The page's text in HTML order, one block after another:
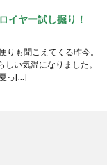
イヤー試し掘り！
りも聞こえてくる昨今。
い気温になりました。
っ[…]